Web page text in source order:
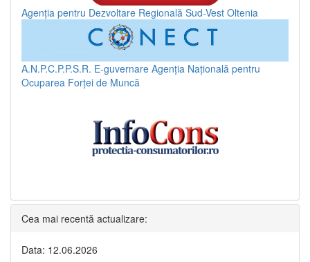
Agenția pentru Dezvoltare Regională Sud-Vest Oltenia
A.N.P.C.P.P.S.R. E-guvernare Agenția Națională pentru
Ocuparea Forței de Muncă
Cea mai recentă actualizare:
Data: 12.06.2026